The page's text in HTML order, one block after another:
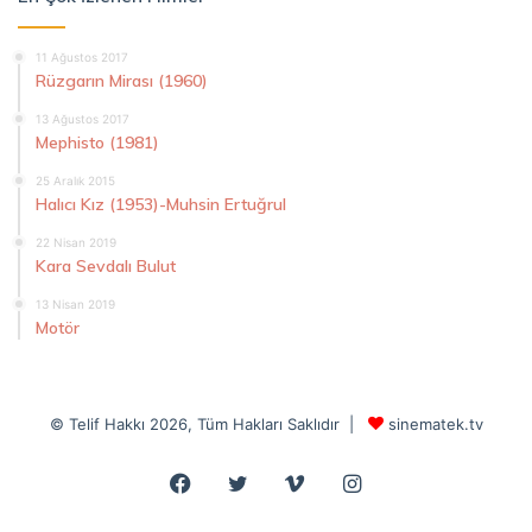
11 Ağustos 2017
Rüzgarın Mirası (1960)
13 Ağustos 2017
Mephisto (1981)
25 Aralık 2015
Halıcı Kız (1953)-Muhsin Ertuğrul
22 Nisan 2019
Kara Sevdalı Bulut
13 Nisan 2019
Motör
© Telif Hakkı 2026, Tüm Hakları Saklıdır | sinematek.tv
Facebook
Twitter VimeoInstagram